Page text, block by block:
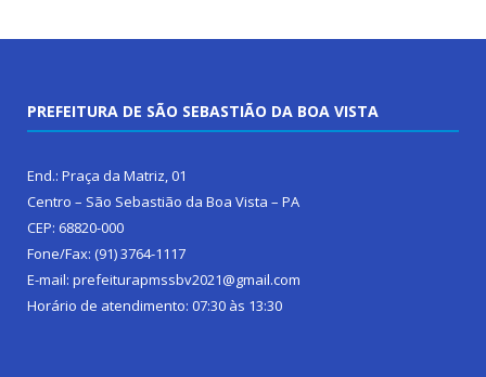
PREFEITURA DE SÃO SEBASTIÃO DA BOA VISTA
End.: Praça da Matriz, 01
Centro – São Sebastião da Boa Vista – PA
CEP: 68820-000
Fone/Fax: (91) 3764-1117
E-mail: prefeiturapmssbv2021@gmail.com
Horário de atendimento: 07:30 às 13:30